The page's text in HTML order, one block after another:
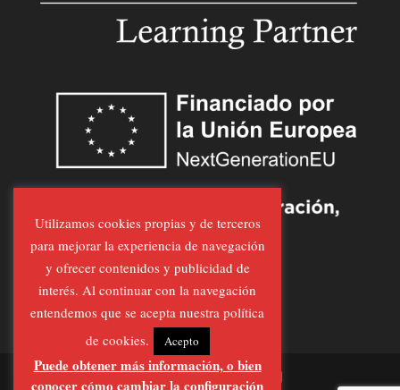
Utilizamos cookies propias y de terceros
para mejorar la experiencia de navegación
y ofrecer contenidos y publicidad de
interés. Al continuar con la navegación
entendemos que se acepta nuestra política
de cookies.
Acepto
Puede obtener más información, o bien
conocer cómo cambiar la configuración